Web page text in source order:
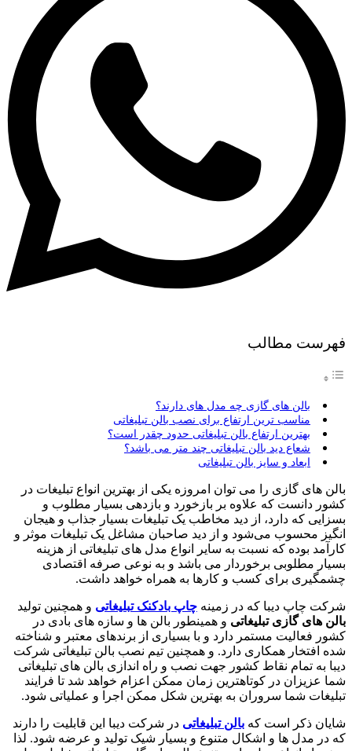
فهرست مطالب
بالن های گازی چه مدل های دارند؟
مناسب ترین ارتفاع برای نصب بالن تبلیغاتی
بهترین ارتفاع بالن تبلیغاتی حدود چقدر است؟
شعاع دید بالن تبلیغاتی چند متر می باشد؟
ابعاد و سایز بالن تبلیغاتی
بالن های گازی را می توان امروزه یکی از بهترین انواع تبلیغات در
کشور دانست که علاوه بر بازخورد و بازدهی بسیار مطلوب و
بسزایی که دارد، از دید مخاطب یک تبلیغات بسیار جذاب و هیجان
انگیز محسوب می‌شود و از دید صاحبان مشاغل یک تبلیغات موثر و
کارآمد بوده که نسبت به سایر انواع مدل های تبلیغاتی از هزینه
بسیار مطلوبی برخوردار می باشد و به نوعی صرفه اقتصادی
چشمگیری برای کسب و کارها به همراه خواهد داشت.
شرکت چاپ دیبا که در زمینه چاپ بادکنک تبلیغاتی و همچنین تولید
بالن های گازی تبلیغاتی و همینطور بالن ها و سازه های بادی در
کشور فعالیت مستمر دارد و با بسیاری از برندهای معتبر و شناخته
شده افتخار همکاری دارد. و همچنین تیم نصب بالن تبلیغاتی شرکت
دیبا به تمام نقاط کشور جهت نصب و راه اندازی بالن های تبلیغاتی
شما عزیزان در کوتاهترین زمان ممکن اعزام خواهد شد تا فرایند
تبلیغات شما سروران به بهترین شکل ممکن اجرا و عملیاتی شود.
شایان ذکر است که بالن تبلیغاتی در شرکت دیبا این قابلیت را دارند
که در مدل ها و اشکال متنوع و بسیار شیک تولید و عرضه شود. لذا